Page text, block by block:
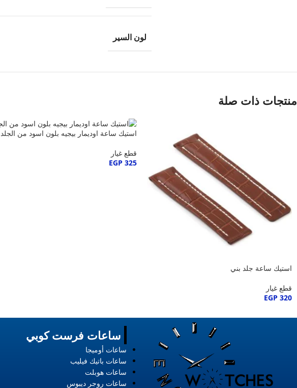
لون السير
منتجات ذات صلة
استيك ساعة جلد بني
قطع غيار
EGP 320
استيك ساعة اوديمار بيجيه بلون اسود من الجلد
قطع غيار
EGP 325
ساعات فرست كوبي
ساعات أوميجا
ساعات باتيك فيليب
ساعات هوبلت
ساعات روجر ديبوس